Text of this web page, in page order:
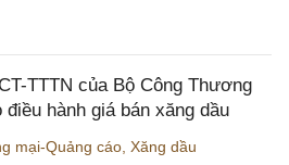
TTTN của Bộ Công Thương
hành giá bán xăng dầu
mại-Quảng cáo Xăng dầu